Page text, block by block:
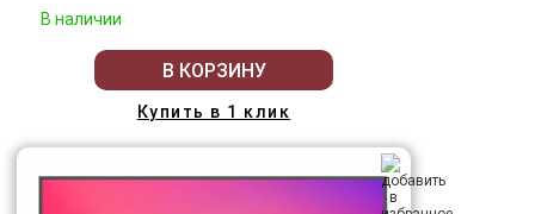
В наличии
В КОРЗИНУ
Купить в 1 клик